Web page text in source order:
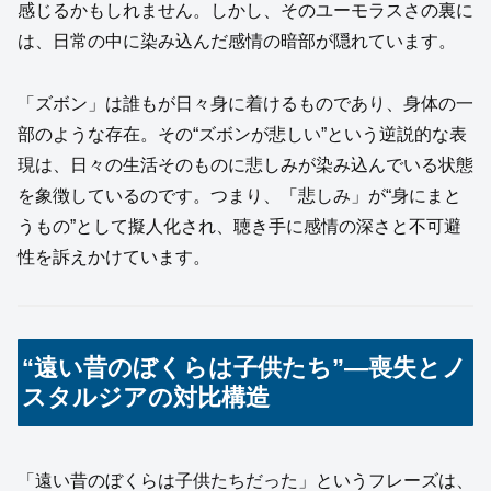
感じるかもしれません。しかし、そのユーモラスさの裏に
は、日常の中に染み込んだ感情の暗部が隠れています。
「ズボン」は誰もが日々身に着けるものであり、身体の一
部のような存在。その“ズボンが悲しい”という逆説的な表
現は、日々の生活そのものに悲しみが染み込んでいる状態
を象徴しているのです。つまり、「悲しみ」が“身にまと
うもの”として擬人化され、聴き手に感情の深さと不可避
性を訴えかけています。
“遠い昔のぼくらは子供たち”―喪失とノ
スタルジアの対比構造
「遠い昔のぼくらは子供たちだった」というフレーズは、